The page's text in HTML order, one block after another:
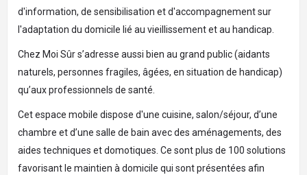
d'information, de sensibilisation et d'accompagnement sur
l'adaptation du domicile lié au vieillissement et au handicap.
Chez Moi Sûr s’adresse aussi bien au grand public (aidants
naturels, personnes fragiles, âgées, en situation de handicap)
qu’aux professionnels de santé.
Cet espace mobile dispose d'une cuisine, salon/séjour, d’une
chambre et d’une salle de bain avec des aménagements, des
aides techniques et domotiques. Ce sont plus de 100 solutions
favorisant le maintien à domicile qui sont présentées afin